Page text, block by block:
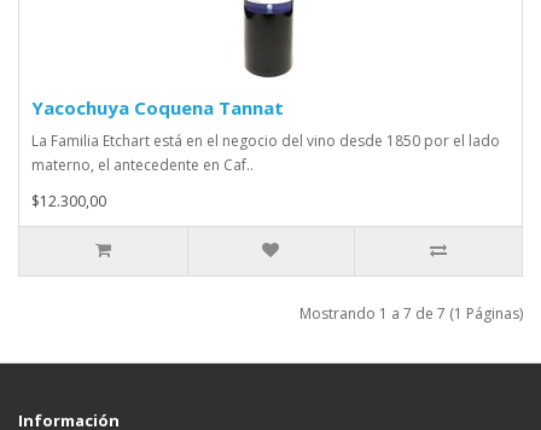
Yacochuya Coquena Tannat
La Familia Etchart está en el negocio del vino desde 1850 por el lado
materno, el antecedente en Caf..
$12.300,00
Mostrando 1 a 7 de 7 (1 Páginas)
Información